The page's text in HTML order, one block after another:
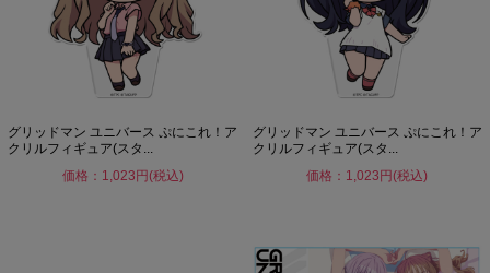
グリッドマン ユニバース ぷにこれ！ア
クリルフィギュア(スタ...
価格：1,023円(税込)
グリッドマン ユニバース ぷにこれ！ア
クリルフィギュア(スタ...
価格：1,023円(税込)